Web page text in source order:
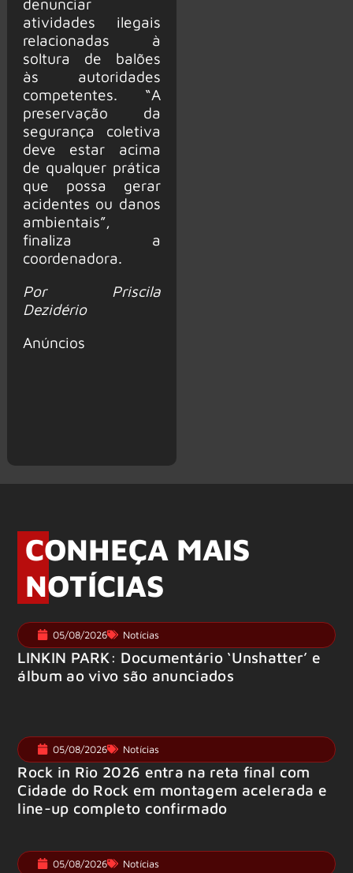
atividades ilegais
relacionadas à
soltura de balões
às autoridades
competentes. “A
preservação da
segurança coletiva
deve estar acima
de qualquer prática
que possa gerar
acidentes ou danos
ambientais”,
finaliza a
coordenadora.
Por Priscila
Dezidério
Anúncios
CONHEÇA MAIS
NOTÍCIAS
05/08/2026 Notícias
LINKIN PARK: Documentário ‘Unshatter’ e
álbum ao vivo são anunciados
05/08/2026 Notícias
Rock in Rio 2026 entra na reta final com
Cidade do Rock em montagem acelerada e
line-up completo confirmado
05/08/2026 Notícias